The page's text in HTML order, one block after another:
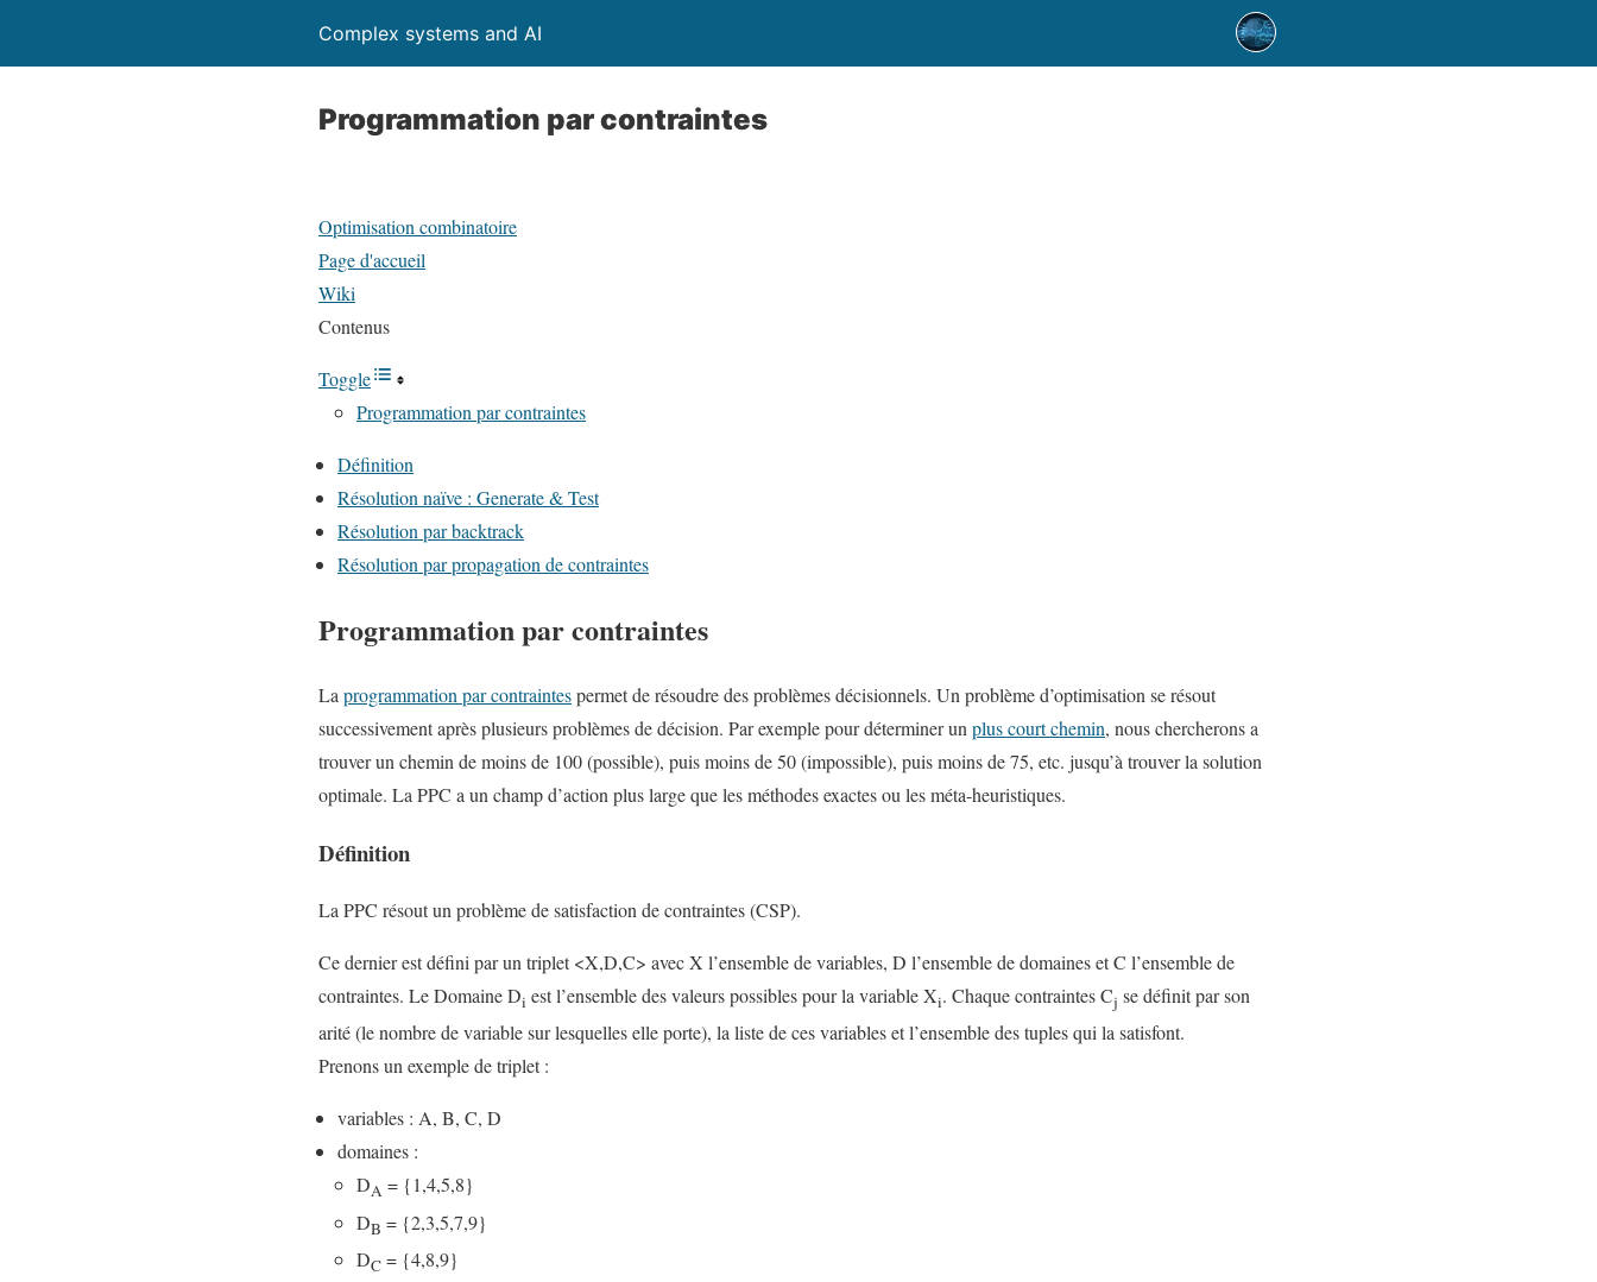
Complex systems and AI
Programmation par contraintes
Optimisation combinatoire
Page d'accueil
Wiki
Contenus
Toggle
Programmation par contraintes
Définition
Résolution naïve : Generate & Test
Résolution par backtrack
Résolution par propagation de contraintes
Programmation par contraintes
La programmation par contraintespermet de résoudre des problèmes décisionnels. Un problème d’optimisation se résout
successivement après plusieurs problèmes de décision. Par exemple pour déterminer un plus court chemin, nous chercherons a
trouver un chemin de moins de 100 (possible), puis moins de 50 (impossible), puis moins de 75, etc. jusqu’à trouver la solution
optimale. La PPC a un champ d’action plus large que les méthodes exactes ou les méta-heuristiques.
Définition
La PPC résout un problème de satisfaction de contraintes (CSP).
Ce dernier est défini par un triplet <X,D,C> avec X l’ensemble de variables, D l’ensemble de domaines et C l’ensemble de
contraintes. Le Domaine Di est l’ensemble des valeurs possibles pour la variable Xi. Chaque contraintes Cj se définit par son
arité (le nombre de variable sur lesquelles elle porte), la liste de ces variables et l’ensemble des tuples qui la satisfont.
Prenons un exemple de triplet :
variables : A, B, C, D
domaines :
DA = {1,4,5,8}
DB = {2,3,5,7,9}
DC = {4,8,9}